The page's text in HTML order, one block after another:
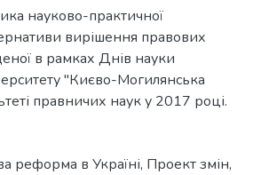
науково-практичної
вирішення правових
в рамках Днів науки
"Києво-Могилянська
правничих наук у 2017 році.
реформа в Україні, Проект змін,